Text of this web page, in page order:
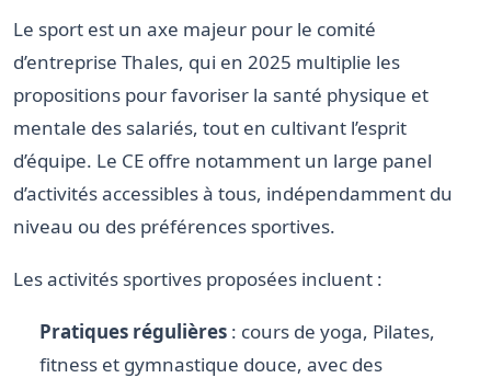
Le sport est un axe majeur pour le comité
d’entreprise Thales, qui en 2025 multiplie les
propositions pour favoriser la santé physique et
mentale des salariés, tout en cultivant l’esprit
d’équipe. Le CE offre notamment un large panel
d’activités accessibles à tous, indépendamment du
niveau ou des préférences sportives.
Les activités sportives proposées incluent :
Pratiques régulières : cours de yoga, Pilates,
fitness et gymnastique douce, avec des